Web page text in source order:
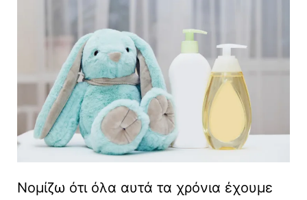
Νομίζω ότι όλα αυτά τα χρόνια έχουμε